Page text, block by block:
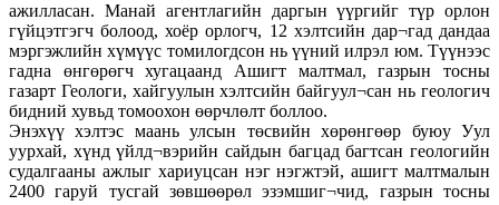
ажилласан. Манай агентлагийн даргын үүргийг түр орлон
гүйцэтгэгч болоод, хоёр орлогч, 12 хэлтсийн дар¬гад дандаа
мэргэжлийн хүмүүс томилогдсон нь үүний илрэл юм. Түүнээс
гадна өнгөрөгч хугацаанд Ашигт малтмал, газрын тосны
газарт Геологи, хайгуулын хэлтсийн байгуул¬сан нь геологич
бидний хувьд томоохон өөрчлөлт боллоо.
Энэхүү хэлтэс маань улсын төсвийн хөрөнгөөр буюу Уул
уурхай, хүнд үйлд¬вэрийн сайдын багцад багтсан геологийн
судалгааны ажлыг хариуцсан нэг нэгжтэй, ашигт малтмалын
2400 гаруй тусгай зөвшөөрөл эзэмшиг¬чид, газрын тосны